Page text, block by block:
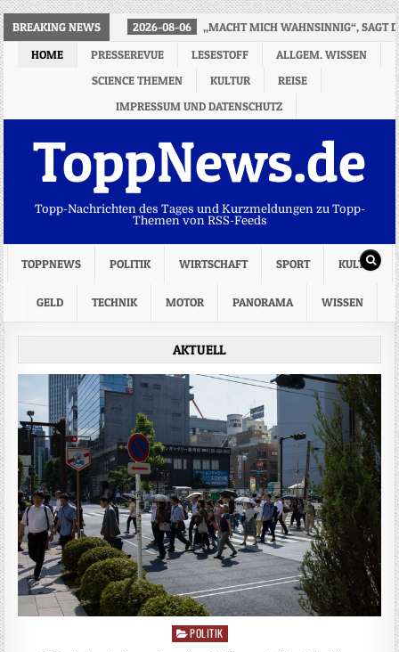
BREAKING NEWS 2026-08-06
„MACHT MICH WAHNSINNIG“, SAGT
HOME
PRESSEREVUE LESESTOFF
ALLGEM. WISSEN
SCIENCE THEMEN
KULTUR
REISE
IMPRESSUM UND DATENSCHUTZ
ToppNews.de
Topp-Nachrichten des Tages und Kurzmeldungen zu Topp-
Themen von RSS-Feeds
TOPPNEWS POLITIK WIRTSCHAFT SPORT KULTUR
GELD TECHNIK MOTOR PANORAMA WISSEN
AKTUELL
Posted
POLITIK